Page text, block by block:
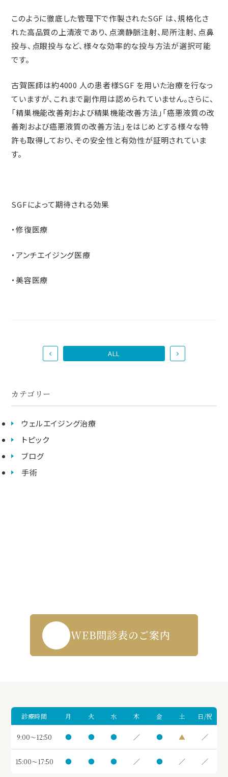
カテゴリー
ウェルエイジング治療
トピック
ブログ
手術
このように徹底した管理下で作製されたSGF は、規格化さ
れた高品質の上清液であり、点滴静脈注射、局所注射、点鼻
投与、点眼投与など、様々な効率的な投与方法が選択可能
です。
古賀医師は約4000 人の患者様SGF を用いた治療を行なっ
ていますが、これまで副作用は認められていません。さらに、
「精巣機能改善剤および精巣機能改善方法」「癌悪液質の改
善剤および癌悪液質の改善方法」をはじめとする様々な特
許も取得しており、その安全性と有効性が証明されていま
す。
SGFによって期待される効果
・修復医療
・アンチエイジング医療
・美容医療
ALL
WEB問診表のご案内
診療時間 月 火 水 木 金 土 日/祝
9:00～12:50 ● ● ● ／ ● ▲ ／
15:00～17:50 ● ● ● ／ ● ／ ／